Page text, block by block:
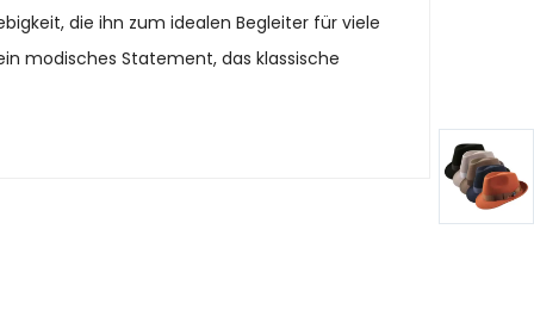
die ihn zum idealen Begleiter für viele
modisches Statement, das klassische